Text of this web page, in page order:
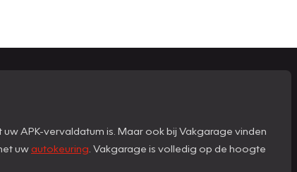
APK-vervaldatum is. Maar ook bij Vakgarage vinden
uwautokeuring . Vakgarage is volledig op de hoogte